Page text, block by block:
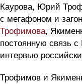
Каурова, Юрий
с мегафоном и
Трофимова,
постоянную связь
интервью
Трофимов и